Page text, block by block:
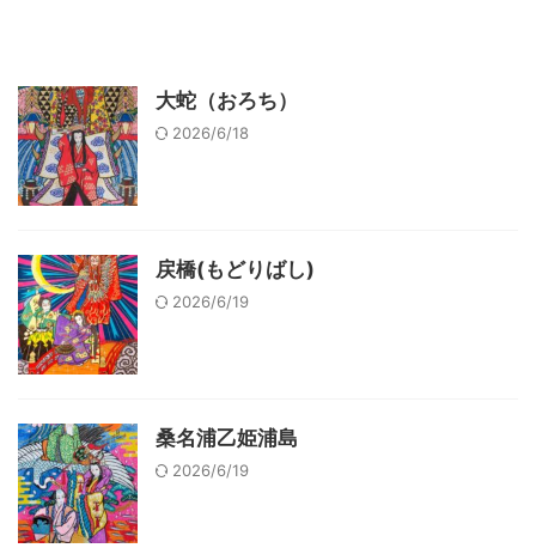
大蛇（おろち）
2026/6/18
戻橋(もどりばし)
2026/6/19
桑名浦乙姫浦島
2026/6/19